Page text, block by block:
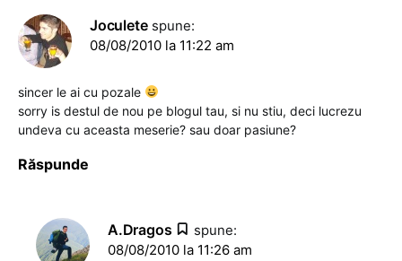
Joculete spune:
08/08/2010 la 11:22 am
sincer le ai cu pozale
sorry is destul de nou pe blogul tau, si nu stiu, deci lucrezu
undeva cu aceasta meserie? sau doar pasiune?
Răspunde
A.Dragos
spune:
08/08/2010 la 11:26 am